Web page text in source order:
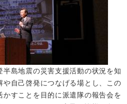
半島地震の災害支援活動の状況を知
や自己啓発につなげる場とし、この
すことを目的に派遣隊の報告会を